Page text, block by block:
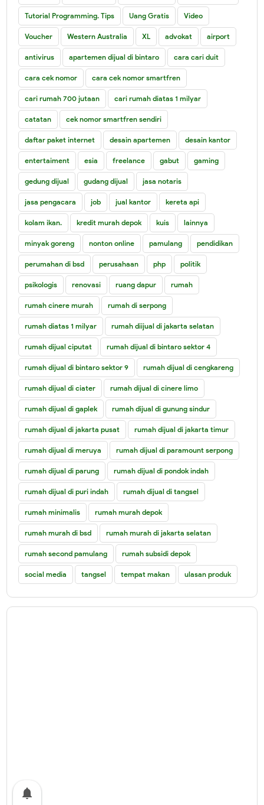
Tutorial Programming. Tips Uang Gratis Video
Voucher Western Australia XL advokat airport
antivirus apartemen dijual di bintaro cara cari duit
cara cek nomor cara cek nomor smartfren
cari rumah 700 jutaan cari rumah diatas 1 milyar
catatan cek nomor smartfren sendiri
daftar paket internet desain apartemen desain kantor
entertaiment esia freelance gabut gaming
gedung dijual gudang dijual jasa notaris
jasa pengacara job jual kantor kereta api
kolam ikan. kredit murah depok kuis lainnya
minyak goreng nonton online pamulang pendidikan
perumahan di bsd perusahaan php politik
psikologis renovasi ruang dapur rumah
rumah cinere murah rumah di serpong
rumah diatas 1 milyar rumah diijual di jakarta selatan
rumah dijual ciputat rumah dijual di bintaro sektor 4
rumah dijual di bintaro sektor 9 rumah dijual di cengkareng
rumah dijual di ciater rumah dijual di cinere limo
rumah dijual di gaplek rumah dijual di gunung sindur
rumah dijual di jakarta pusat rumah dijual di jakarta timur
rumah dijual di meruya rumah dijual di paramount serpong
rumah dijual di parung rumah dijual di pondok indah
rumah dijual di puri indah rumah dijual di tangsel
rumah minimalis rumah murah depok
rumah murah di bsd rumah murah di jakarta selatan
rumah second pamulang rumah subsidi depok
social media tangsel tempat makan ulasan produk
notifications